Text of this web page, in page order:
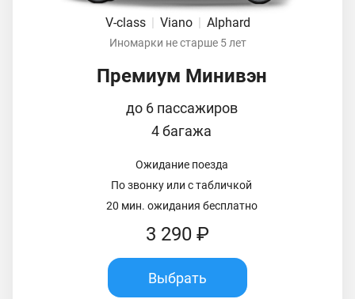
V-class Viano Alphard
Иномарки не старше 5 лет
Премиум Минивэн
до 6 пассажиров
4 багажа
Ожидание поезда
По звонку или с табличкой
20 мин. ожидания бесплатно
3 290 ₽
Выбрать